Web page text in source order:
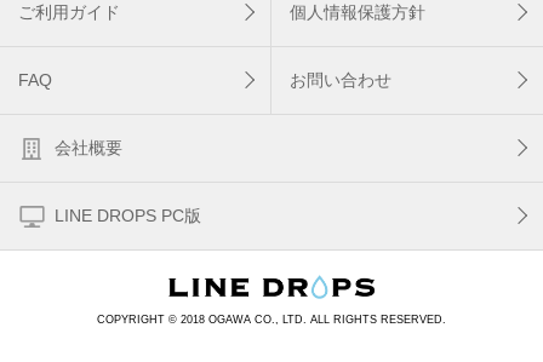
ご利用ガイド 個人情報保護方針
FAQ お問い合わせ
会社概要
LINE DROPS PC版
COPYRIGHT © 2018 OGAWA CO., LTD. ALL RIGHTS RESERVED.